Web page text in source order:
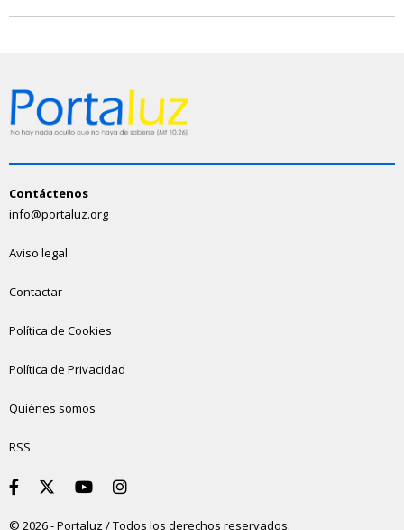
Contáctenos
info@portaluz.org
Aviso legal
Contactar
Política de Cookies
Política de Privacidad
Quiénes somos
RSS
© 2026 - Portaluz / Todos los derechos reservados.